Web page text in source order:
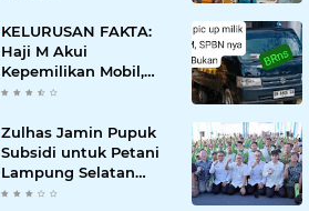
KELURUSAN FAKTA:
Haji M Akui
Kepemilikan Mobil,
Bukan Pemilik SPBN
Zulhas Jamin Pupuk
Subsidi untuk Petani
Lampung Selatan
Aman dan Lancar